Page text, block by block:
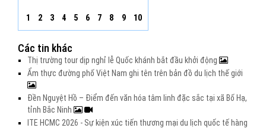
1 2 3 4 5 6 7 8 9 10
Các tin khác
Thị trường tour dịp nghỉ lễ Quốc khánh bắt đầu khởi động
Ẩm thực đường phố Việt Nam ghi tên trên bản đồ du lịch thế giới
Đền Nguyệt Hồ – Điểm đến văn hóa tâm linh đặc sắc tại xã Bố Hạ,
tỉnh Bắc Ninh
ITE HCMC 2026 - Sự kiện xúc tiến thương mại du lịch quốc tế hàng